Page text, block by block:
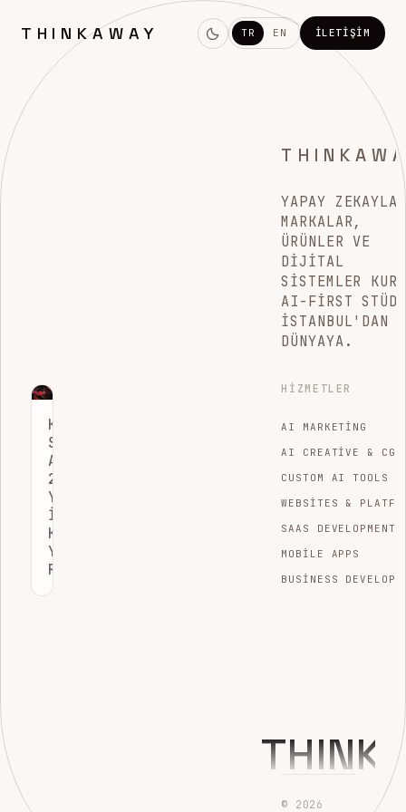
THINKAWAY TR EN İLETIŞIM
KURUMSAL
SEO
ANALITIĞI:
2026
YILI
İÇIN
KAPSAMLI
YÖNETIM
REHBERI
YAPAY ZEKAYLA
MARKALAR,
ÜRÜNLER VE
DIJITAL
SISTEMLER
AI-FIRST
İSTANBUL'DAN
DÜNYAYA.
HIZMETLER
AI MARKETING
AI CREATIVE & CGI
CUSTOM AI TOOLS
WEBSITES &
SAAS DEVELOPMENT
MOBILE APPS
BUSINESS
© 2026